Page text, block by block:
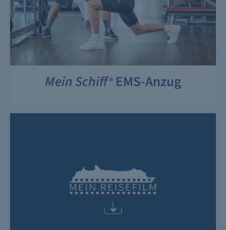
Mein Schiff® EMS-Anzug